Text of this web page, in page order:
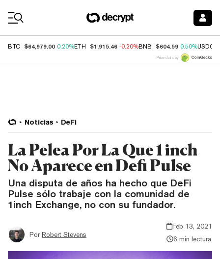
BTC $64,979.00 0.20%ETH $1,915.46 -0.20%BNB $604.59 0.50%USDC
Price data by
Noticias DeFi
La Pelea Por La Que 1 inch
No Aparece en Defi Pulse
Una disputa de años ha hecho que DeFi
Pulse sólo trabaje con la comunidad de
1inch Exchange, no con su fundador.
Por Robert Stevens
Feb 13, 2021
6 min lectura